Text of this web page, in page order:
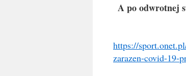
A po odwrotnej
https://
zarazen-covid-19-